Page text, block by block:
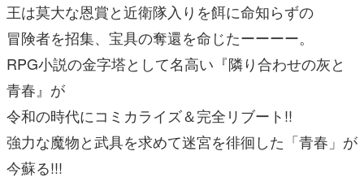
王は莫大な恩賞と近衛隊入りを餌に命知らずの
冒険者を招集、宝具の奪還を命じたーーーー。
RPG小説の金字塔として名高い『隣り合わせの灰と
青春』が
令和の時代にコミカライズ＆完全リブート!!
強力な魔物と武具を求めて迷宮を徘徊した「青春」が
今蘇る!!!